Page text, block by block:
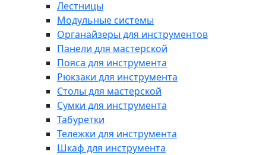
Лестницы
Модульные системы
Органайзеры для инструментов
Панели для мастерской
Пояса для инструмента
Рюкзаки для инструмента
Столы для мастерской
Сумки для инструмента
Табуретки
Тележки для инструмента
Шкаф для инструмента